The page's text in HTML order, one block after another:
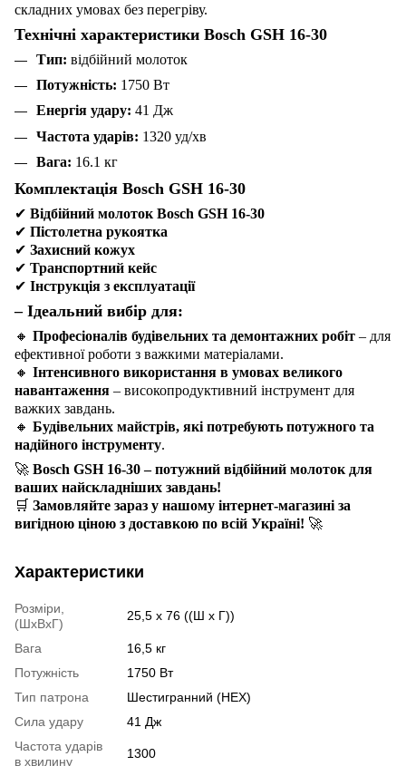
складних умовах без перегріву.
Технічні характеристики Bosch GSH 16-30
Тип: відбійний молоток
Потужність: 1750 Вт
Енергія удару: 41 Дж
Частота ударів: 1320 уд/хв
Вага: 16.1 кг
Комплектація Bosch GSH 16-30
✔ Відбійний молоток Bosch GSH 16-30
✔ Пістолетна рукоятка
✔ Захисний кожух
✔ Транспортний кейс
✔ Інструкція з експлуатації
– Ідеальний вибір для:
🔸 Професіоналів будівельних та демонтажних робіт – для
ефективної роботи з важкими матеріалами.
🔸 Інтенсивного використання в умовах великого
навантаження – високопродуктивний інструмент для
важких завдань.
🔸 Будівельних майстрів, які потребують потужного та
надійного інструменту.
🚀 Bosch GSH 16-30 – потужний відбійний молоток для
ваших найскладніших завдань!
🛒 Замовляйте зараз у нашому інтернет-магазині за
вигідною ціною з доставкою по всій Україні! 🚀
Характеристики
Розміри,
(ШхВхГ)
25,5 х 76 ((Ш х Г))
Вага
16,5 кг
Потужність
1750 Вт
Тип патрона
Шестигранний (HEX)
Сила удару
41 Дж
Частота ударів
в хвилину
1300